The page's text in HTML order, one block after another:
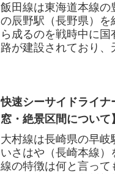
飯田線は東海道本線
の辰野駅（長野県）
ら成るのを戦時中に
路が建設されており
快速シーサイドライ
窓・絶景区間について
大村線は長崎県の早
いさはや（長崎本線
線の特徴は何と言っ